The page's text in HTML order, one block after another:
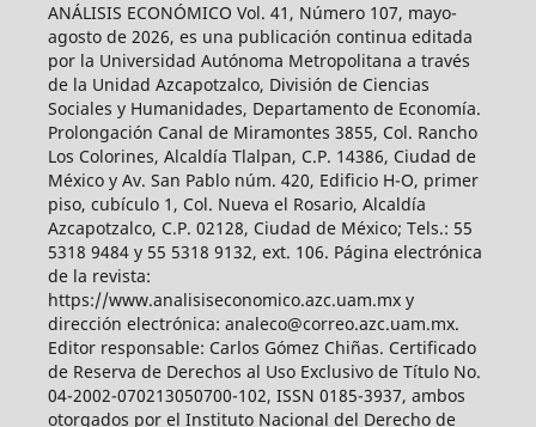
ANÁLISIS ECONÓMICO Vol. 41, Número 107, mayo-
agosto de 2026, es una publicación continua editada
por la Universidad Autónoma Metropolitana a través
de la Unidad Azcapotzalco, División de Ciencias
Sociales y Humanidades, Departamento de Economía.
Prolongación Canal de Miramontes 3855, Col. Rancho
Los Colorines, Alcaldía Tlalpan, C.P. 14386, Ciudad de
México y Av. San Pablo núm. 420, Edificio H-O, primer
piso, cubículo 1, Col. Nueva el Rosario, Alcaldía
Azcapotzalco, C.P. 02128, Ciudad de México; Tels.: 55
5318 9484 y 55 5318 9132, ext. 106. Página electrónica
de la revista:
https://www.analisiseconomico.azc.uam.mx y
dirección electrónica: analeco@correo.azc.uam.mx.
Editor responsable: Carlos Gómez Chiñas. Certificado
de Reserva de Derechos al Uso Exclusivo de Título No.
04-2002-070213050700-102, ISSN 0185-3937, ambos
otorgados por el Instituto Nacional del Derecho de